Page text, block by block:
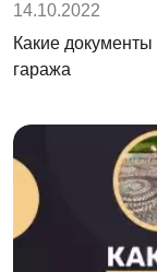
14.10.2022
Какие
гаража